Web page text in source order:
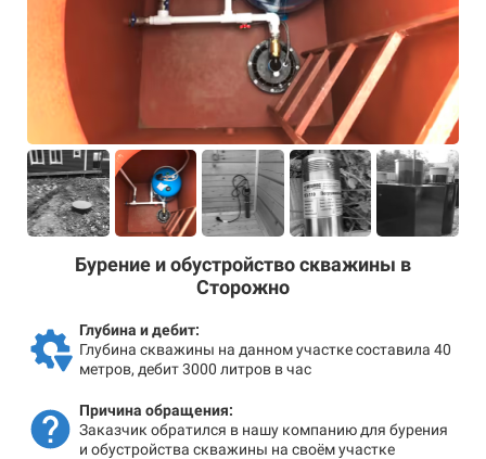
Бурение и обустройство скважины в
Сторожно
Глубина и дебит:
Глубина скважины на данном участке составила 40
метров, дебит 3000 литров в час
Причина обращения:
Заказчик обратился в нашу компанию для бурения
и обустройства скважины на своём участке